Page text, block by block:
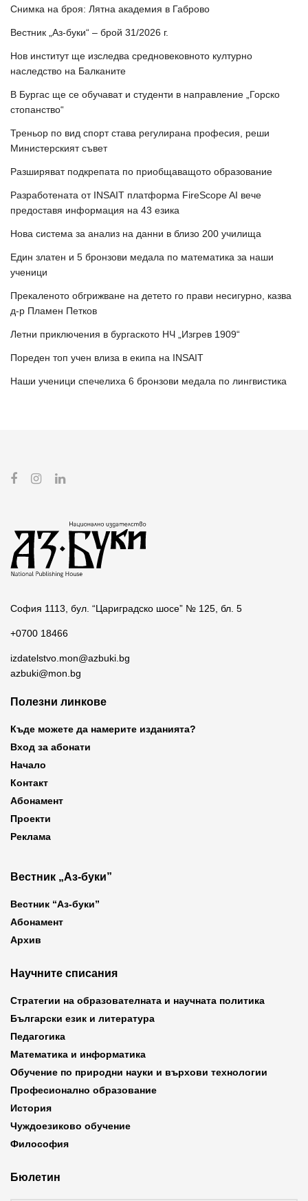
Снимка на броя: Лятна академия в Габрово
Вестник „Аз-буки“ – брой 31/2026 г.
Нов институт ще изследва средновековното културно
наследство на Балканите
В Бургас ще се обучават и студенти в направление „Горско
стопанство“
Треньор по вид спорт става регулирана професия, реши
Министерският съвет
Разширяват подкрепата по приобщаващото образование
Разработената от INSAIT платформа FireScope AI вече
предоставя информация на 43 езика
Нова система за анализ на данни в близо 200 училища
Един златен и 5 бронзови медала по математика за наши
ученици
Прекаленото обгрижване на детето го прави несигурно, казва
д-р Пламен Петков
Летни приключения в бургаското НЧ „Изгрев 1909“
Пореден топ учен влиза в екипа на INSAIT
Наши ученици спечелиха 6 бронзови медала по лингвистика
София 1113, бул. “Цариградско шосе” № 125, бл. 5
+0700 18466
izdatelstvo.mon@azbuki.bg
azbuki@mon.bg
Полезни линкове
Къде можете да намерите изданията?
Вход за абонати
Начало
Контакт
Абонамент
Проекти
Реклама
Вестник „Аз-буки”
Вестник “Аз-буки”
Абонамент
Архив
Научните списания
Стратегии на образователната и научната политика
Български език и литература
Педагогика
Математика и информатика
Обучение по природни науки и върхови технологии
Професионално образование
История
Чуждоезиково обучение
Философия
Бюлетин